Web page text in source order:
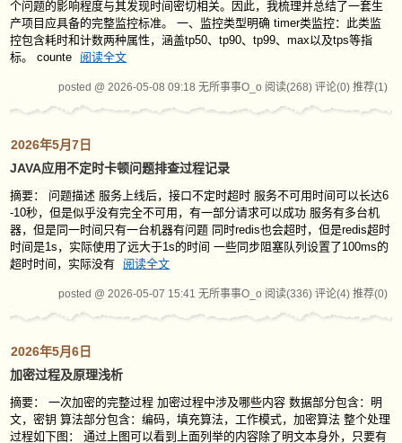
个问题的影响程度与其发现时间密切相关。因此，我梳理并总结了一套生
产项目应具备的完整监控标准。 一、监控类型明确 ‌timer类监控‌：此类监
控包含耗时和计数两种属性，涵盖tp50、tp90、tp99、max以及tps等指
标。 ‌counte
阅读全文
posted @ 2026-05-08 09:18 无所事事O_o 阅读(268) 评论(0) 推荐(1)
2026年5月7日
JAVA应用不定时卡顿问题排查过程记录
摘要： 问题描述 服务上线后，接口不定时超时 服务不可用时间可以长达6
-10秒，但是似乎没有完全不可用，有一部分请求可以成功 服务有多台机
器，但是同一时间只有一台机器有问题 同时redis也会超时，但是redis超时
时间是1s，实际使用了远大于1s的时间 一些同步阻塞队列设置了100ms的
超时时间，实际没有
阅读全文
posted @ 2026-05-07 15:41 无所事事O_o 阅读(336) 评论(4) 推荐(0)
2026年5月6日
加密过程及原理浅析
摘要： 一次加密的完整过程 加密过程中涉及哪些内容 数据部分包含：明
文，密钥 算法部分包含：编码，填充算法，工作模式，加密算法 整个处理
过程如下图： 通过上图可以看到上面列举的内容除了明文本身外，只要有